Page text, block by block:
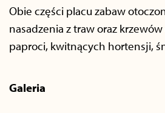
Obie części placu zabaw
nasadzenia z traw oraz
paproci, kwitnących hortensji,
Galeria